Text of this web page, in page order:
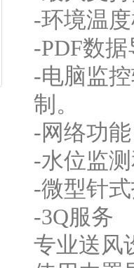
-环境温
-PDF数
-电脑监
制。
-网络功
-水位监
-微型针
-3Q服务
专业送风